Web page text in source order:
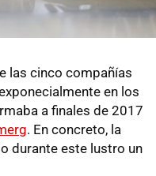
las cinco compañías
en los
a finales de 2017
. En concreto, la
durante este lustro un